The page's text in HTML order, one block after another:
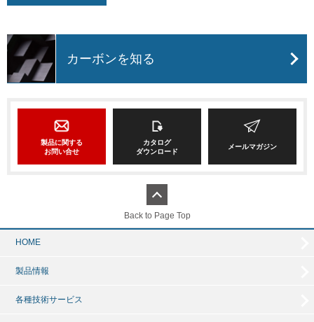
カーボンを知る
製品に関する
お問い合せ
カタログ
ダウンロード
メールマガジン
Back to Page Top
HOME
製品情報
各種技術サービス